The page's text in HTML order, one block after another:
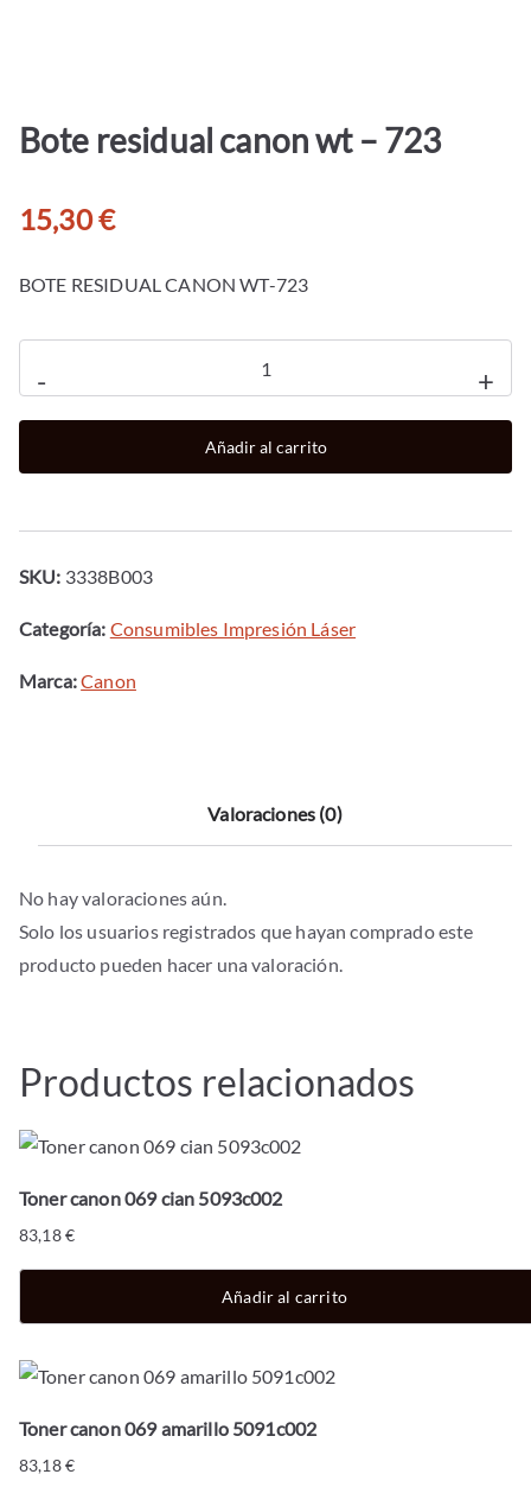
Bote residual canon wt – 723
15,30€
BOTE RESIDUAL CANON WT-723
-
residual
canon
+
Añadir al carrito
SKU: 3338B003
Categoría: Consumibles Impresión Láser
Marca:Canon
Valoraciones (0)
No hay valoraciones aún.
Solo los usuarios registrados que hayan comprado este
producto pueden hacer una valoración.
Productos relacionados
Toner canon 069 cian 5093c002
83,18€
Añadir al carrito
Toner canon 069 amarillo 5091c002
83,18€